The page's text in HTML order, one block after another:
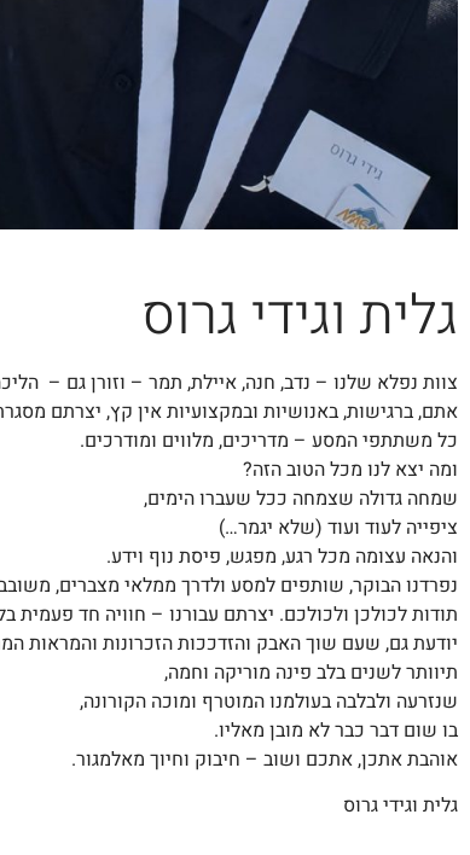
גלית וגידי גרוס
צוות נפלא שלנו – נדב, חנה, איילת, תמר – וזורן גם –
אתם, ברגישות, באנושיות ובמקצועיות אין קץ, יצרתם
כל משתתפי המסע – מדריכים, מלווים ומודרכים.
ומה יצא לנו מכל הטוב הזה?
שמחה גדולה שצמחה ככל שעברו הימים,
ציפייה לעוד ועוד (שלא יגמר…)
והנאה עצומה מכל רגע, מפגש, פיסת נוף וידע.
נפרדנו הבוקר, שותפים למסע ולדרך ממלאי מצברים,
תודות לכולכן ולכולכם. יצרתם עבורנו – חוויה חד פעמית
יודעת גם, שעם שוך האבק והזדככות הזכרונות והמראות
תיוותר לשנים בלב פינה מוריקה וחמה,
שנזרעה ולבלבה בעולמנו המוטרף ומוכה הקורונה,
בו שום דבר כבר לא מובן מאליו.
אוהבת אתכן, אתכם ושוב – חיבוק וחיוך מאלמגור.
גלית וגידי גרוס